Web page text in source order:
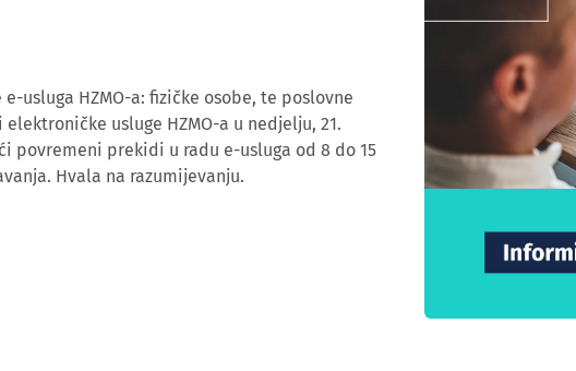
usluga HZMO-a: fizičke osobe, te poslovne
usluge HZMO-a u nedjelju, 21.
povremeni prekidi u radu e-usluga od 8 do 15
Hvala na razumijevanju.